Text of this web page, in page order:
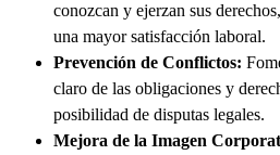
conozcan y ejerzan sus
una mayor satisfacción laboral.
Prevención de Conflictos:
claro de las obligaciones y
posibilidad de disputas legales.
Mejora de la Imagen